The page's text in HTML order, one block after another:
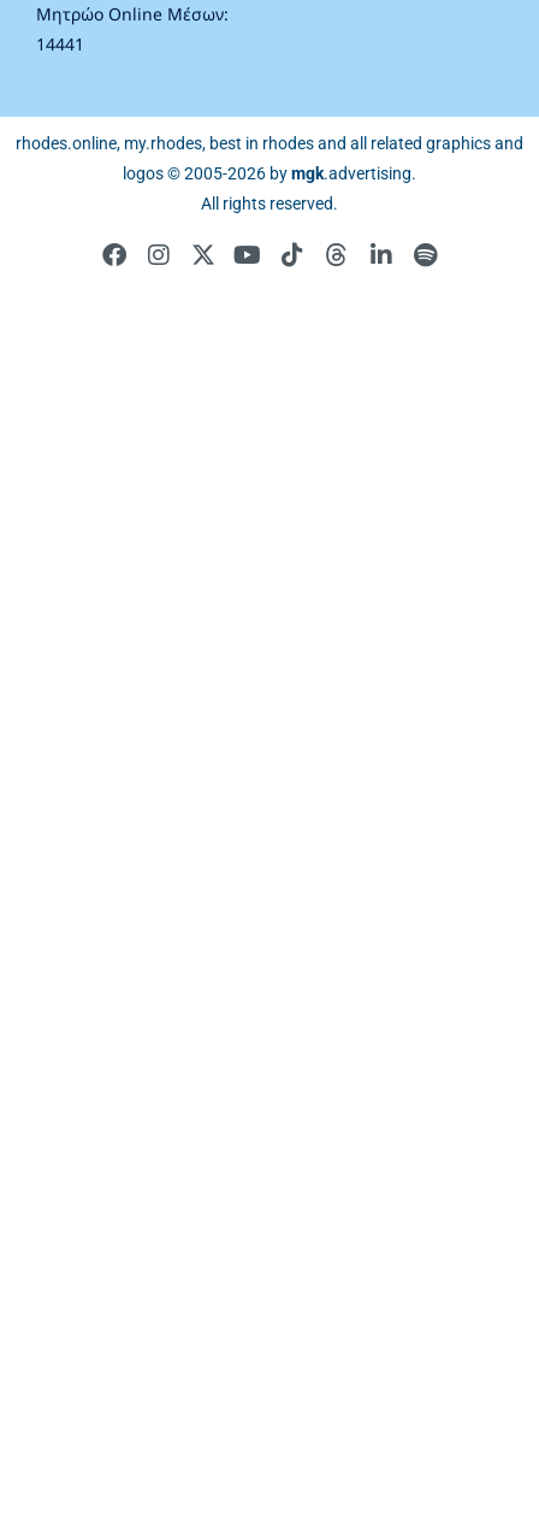
Μητρώο Online Μέσων:
14441
rhodes.online, my.rhodes, best in rhodes and all related graphics and
logos © 2005-2026 bymgk.advertising.
All rights reserved.